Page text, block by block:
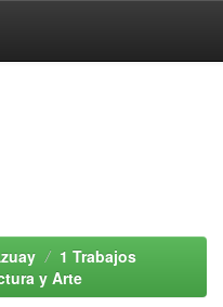
1 Trabajos
y Arte